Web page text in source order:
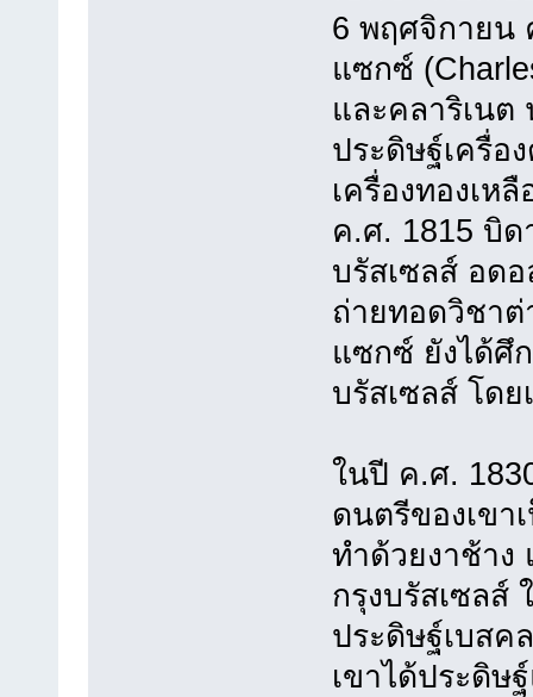
6 พฤศจิกายน
แซกซ์
และคลาริเนต
ประดิษฐ์เครื่อ
เครื่องทองเห
ค.ศ. 1815 บิด
บรัสเซลส์ อด
ถ่ายทอดวิชา
แซกซ์ ยังได้ศึ
บรัสเซลส์ โด
ในปี ค.ศ.
ดนตรีของเขา
ทำด้วยงาช้าง
กรุงบรัสเซลส์
ประดิษฐ์เบสค
เขาได้ประดิษ